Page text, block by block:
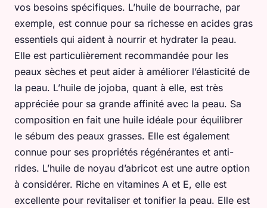
vos besoins spécifiques. L’huile de bourrache, par
exemple, est connue pour sa richesse en acides gras
essentiels qui aident à nourrir et hydrater la peau.
Elle est particulièrement recommandée pour les
peaux sèches et peut aider à améliorer l’élasticité de
la peau. L’huile de jojoba, quant à elle, est très
appréciée pour sa grande affinité avec la peau. Sa
composition en fait une huile idéale pour équilibrer
le sébum des peaux grasses. Elle est également
connue pour ses propriétés régénérantes et anti-
rides. L’huile de noyau d’abricot est une autre option
à considérer. Riche en vitamines A et E, elle est
excellente pour revitaliser et tonifier la peau. Elle est